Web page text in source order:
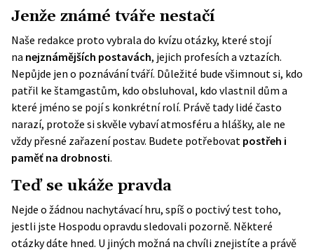
Jenže známé tváře nestačí
Naše redakce proto vybrala do kvízu otázky, které stojí
na nejznámějších postavách, jejich profesích a vztazích.
Nepůjde jen o poznávání tváří. Důležité bude všimnout si, kdo
patřil ke štamgastům, kdo obsluhoval, kdo vlastnil dům a
které jméno se pojí s konkrétní rolí. Právě tady lidé často
narazí, protože si skvěle vybaví atmosféru a hlášky, ale ne
vždy přesné zařazení postav. Budete potřebovat postřeh i
paměť na drobnosti.
Teď se ukáže pravda
Nejde o žádnou nachytávací hru, spíš o poctivý test toho,
jestli jste Hospodu opravdu sledovali pozorně. Některé
otázky dáte hned. U jiných možná na chvíli znejistíte a právě